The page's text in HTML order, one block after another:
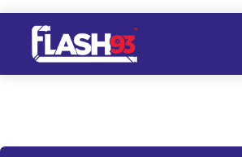
Ir al contenido